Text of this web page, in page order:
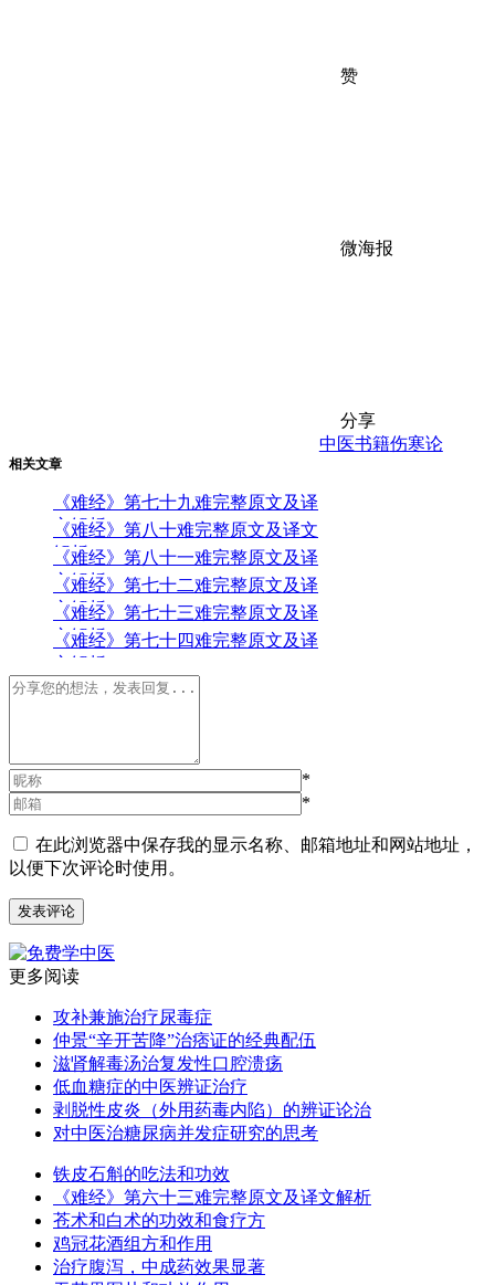
赞
微海报
分享
相关文章
《难经》第七十九难完整原文及译
文解析
《难经》第八十难完整原文及译文
解析
《难经》第八十一难完整原文及译
文解析
《难经》第七十二难完整原文及译
文解析
《难经》第七十三难完整原文及译
文解析
《难经》第七十四难完整原文及译
文解析
中医书籍伤寒论
*
*
在此浏览器中保存我的显示名称、邮箱地址和网站地址，
以便下次评论时使用。
更多阅读
攻补兼施治疗尿毒症
仲景“辛开苦降”治痞证的经典配伍
滋肾解毒汤治复发性口腔溃疡
低血糖症的中医辨证治疗
剥脱性皮炎（外用药毒内陷）的辨证论治
对中医治糖尿病并发症研究的思考
铁皮石斛的吃法和功效
《难经》第六十三难完整原文及译文解析
苍术和白术的功效和食疗方
鸡冠花酒组方和作用
治疗腹泻，中成药效果显著